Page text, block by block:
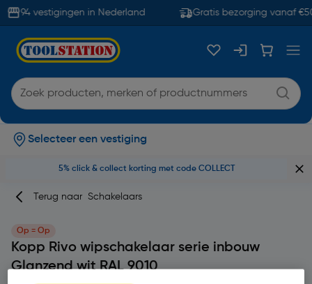
94 vestigingen in Nederland Gratis bezorging vanaf €50
Selecteer een vestiging
5% click & collect korting met code COLLECT
Terug naar Schakelaars
Op = Op
Kopp Rivo wipschakelaar serie inbouw
Glanzend wit RAL 9010